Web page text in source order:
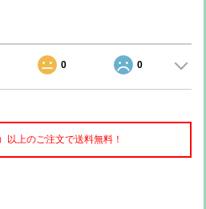
0 0
以上のご注文で送料無料！